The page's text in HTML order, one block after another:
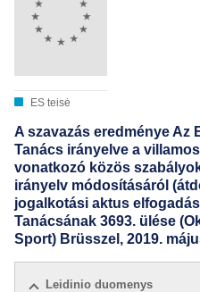
ES teisė
A szavazás eredménye Az
Tanács irányelve a
vonatkozó közös
irányelv módosításáról
jogalkotási aktus
Tanácsának 3693. ülése
Sport) Brüsszel, 2019.
Leidinio duomenys